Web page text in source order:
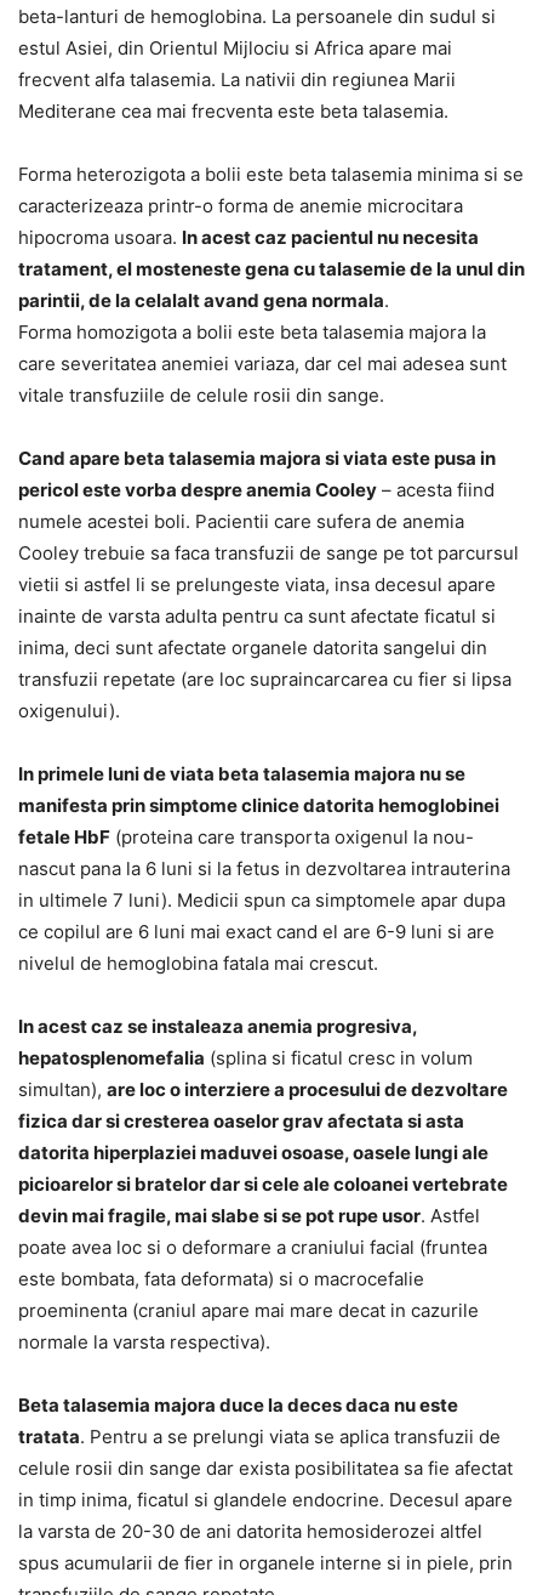
beta-lanturi de hemoglobina. La persoanele din sudul si
estul Asiei, din Orientul Mijlociu si Africa apare mai
frecvent alfa talasemia. La nativii din regiunea Marii
Mediterane cea mai frecventa este beta talasemia.
Forma heterozigota a bolii este beta talasemia minima si se
caracterizeaza printr-o forma de anemie microcitara
hipocroma usoara. In acest caz pacientul nu necesita
tratament, el mosteneste gena cu talasemie de la unul din
parintii, de la celalalt avand gena normala.
Forma homozigota a bolii este beta talasemia majora la
care severitatea anemiei variaza, dar cel mai adesea sunt
vitale transfuziile de celule rosii din sange.
Cand apare beta talasemia majora si viata este pusa in
pericol este vorba despre anemia Cooley – acesta fiind
numele acestei boli. Pacientii care sufera de anemia
Cooley trebuie sa faca transfuzii de sange pe tot parcursul
vietii si astfel li se prelungeste viata, insa decesul apare
inainte de varsta adulta pentru ca sunt afectate ficatul si
inima, deci sunt afectate organele datorita sangelui din
transfuzii repetate (are loc supraincarcarea cu fier si lipsa
oxigenului).
In primele luni de viata beta talasemia majora nu se
manifesta prin simptome clinice datorita hemoglobinei
fetale HbF (proteina care transporta oxigenul la nou-
nascut pana la 6 luni si la fetus in dezvoltarea intrauterina
in ultimele 7 luni). Medicii spun ca simptomele apar dupa
ce copilul are 6 luni mai exact cand el are 6-9 luni si are
nivelul de hemoglobina fatala mai crescut.
In acest caz se instaleaza anemia progresiva,
hepatosplenomefalia (splina si ficatul cresc in volum
simultan), are loc o interziere a procesului de dezvoltare
fizica dar si cresterea oaselor grav afectata si asta
datorita hiperplaziei maduvei osoase, oasele lungi ale
picioarelor si bratelor dar si cele ale coloanei vertebrate
devin mai fragile, mai slabe si se pot rupe usor. Astfel
poate avea loc si o deformare a craniului facial (fruntea
este bombata, fata deformata) si o macrocefalie
proeminenta (craniul apare mai mare decat in cazurile
normale la varsta respectiva).
Beta talasemia majora duce la deces daca nu este
tratata. Pentru a se prelungi viata se aplica transfuzii de
celule rosii din sange dar exista posibilitatea sa fie afectat
in timp inima, ficatul si glandele endocrine. Decesul apare
la varsta de 20-30 de ani datorita hemosiderozei altfel
spus acumularii de fier in organele interne si in piele, prin